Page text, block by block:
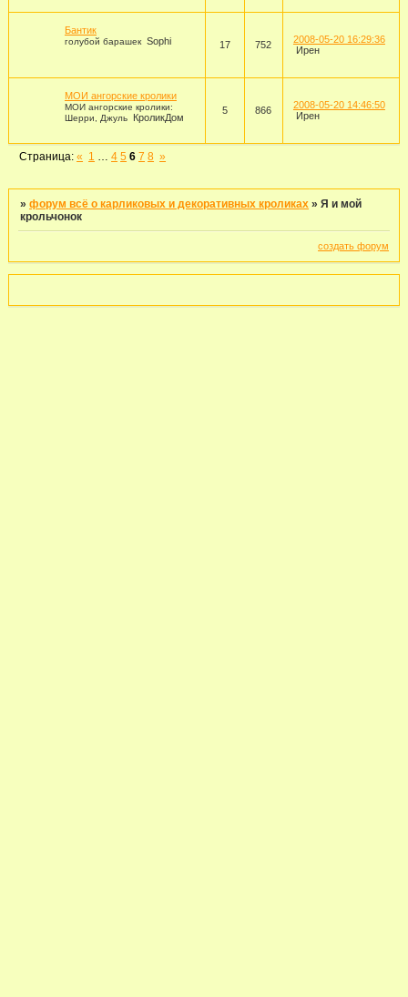
Бантик
голубой барашек Sophi 17 752
2008-05-20 16:29:36
Ирен
МОИ ангорские кролики
МОИ ангорские кролики:
Шерри, Джуль
КроликДом
5 866
2008-05-20 14:46:50
Ирен
Страница:« 1 4 5 6 7 8 »
»форум всё о карликовых и декоративных кроликах »Я и мой
крольчонок
создать форум